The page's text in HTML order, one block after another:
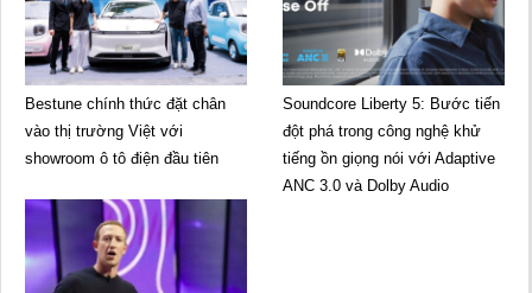
Bestune chính thức đặt chân
vào thị trường Việt với
showroom ô tô điện đầu tiên
Soundcore Liberty 5: Bước tiến
đột phá trong công nghệ khử
tiếng ồn giọng nói với Adaptive
ANC 3.0 và Dolby Audio